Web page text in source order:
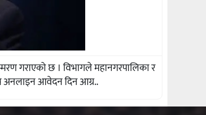
गराएको छ । विभागले महानगरपालिका र
अनलाइन आवेदन दिन आग्र..